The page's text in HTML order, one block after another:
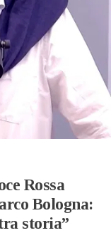
Rossa
Bologna:
storia”